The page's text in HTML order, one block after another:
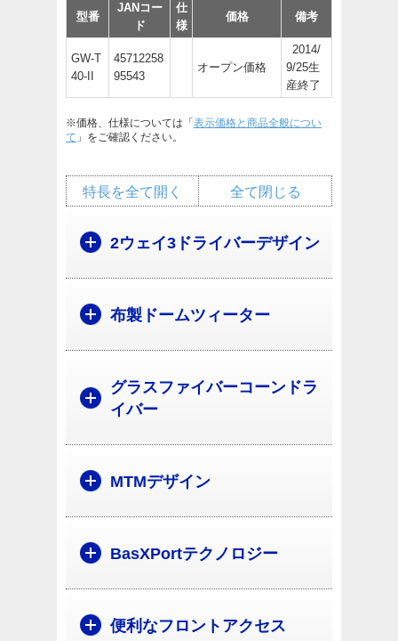
型番
JANコー
ド
仕
様
価格 備考
GW-T
40-II
45712258
95543
オープン価格
2014/
9/25生
産終了
※価格、仕様については「 表示価格と商品全般につい
て 」をご確認ください。
全て閉じる
特長を全て開く
2ウェイ3ドライバーデザイン
布製ドームツィーター
グラスファイバーコーンドラ
イバー
MTMデザイン
BasXPortテクノロジー
便利なフロントアクセス